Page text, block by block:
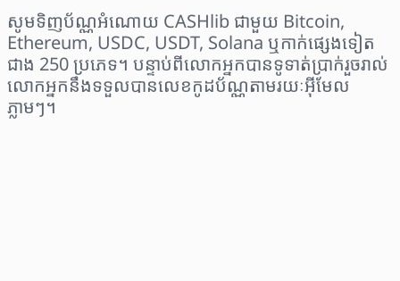
សូមទិញប័ណ្ណអំណោយ CASHlib ជាមួយ Bitcoin,
Ethereum, USDC, USDT, Solana ឬកាក់ផ្សេងទៀត
ជាង 250 ប្រភេទ។ បន្ទាប់ពីលោកអ្នកបានទូទាត់ប្រាក់រួចរាល់
លោកអ្នកនឹងទទួលបានលេខកូដប័ណ្ណតាមរយៈអ៊ីមែល
ភ្លាមៗ។